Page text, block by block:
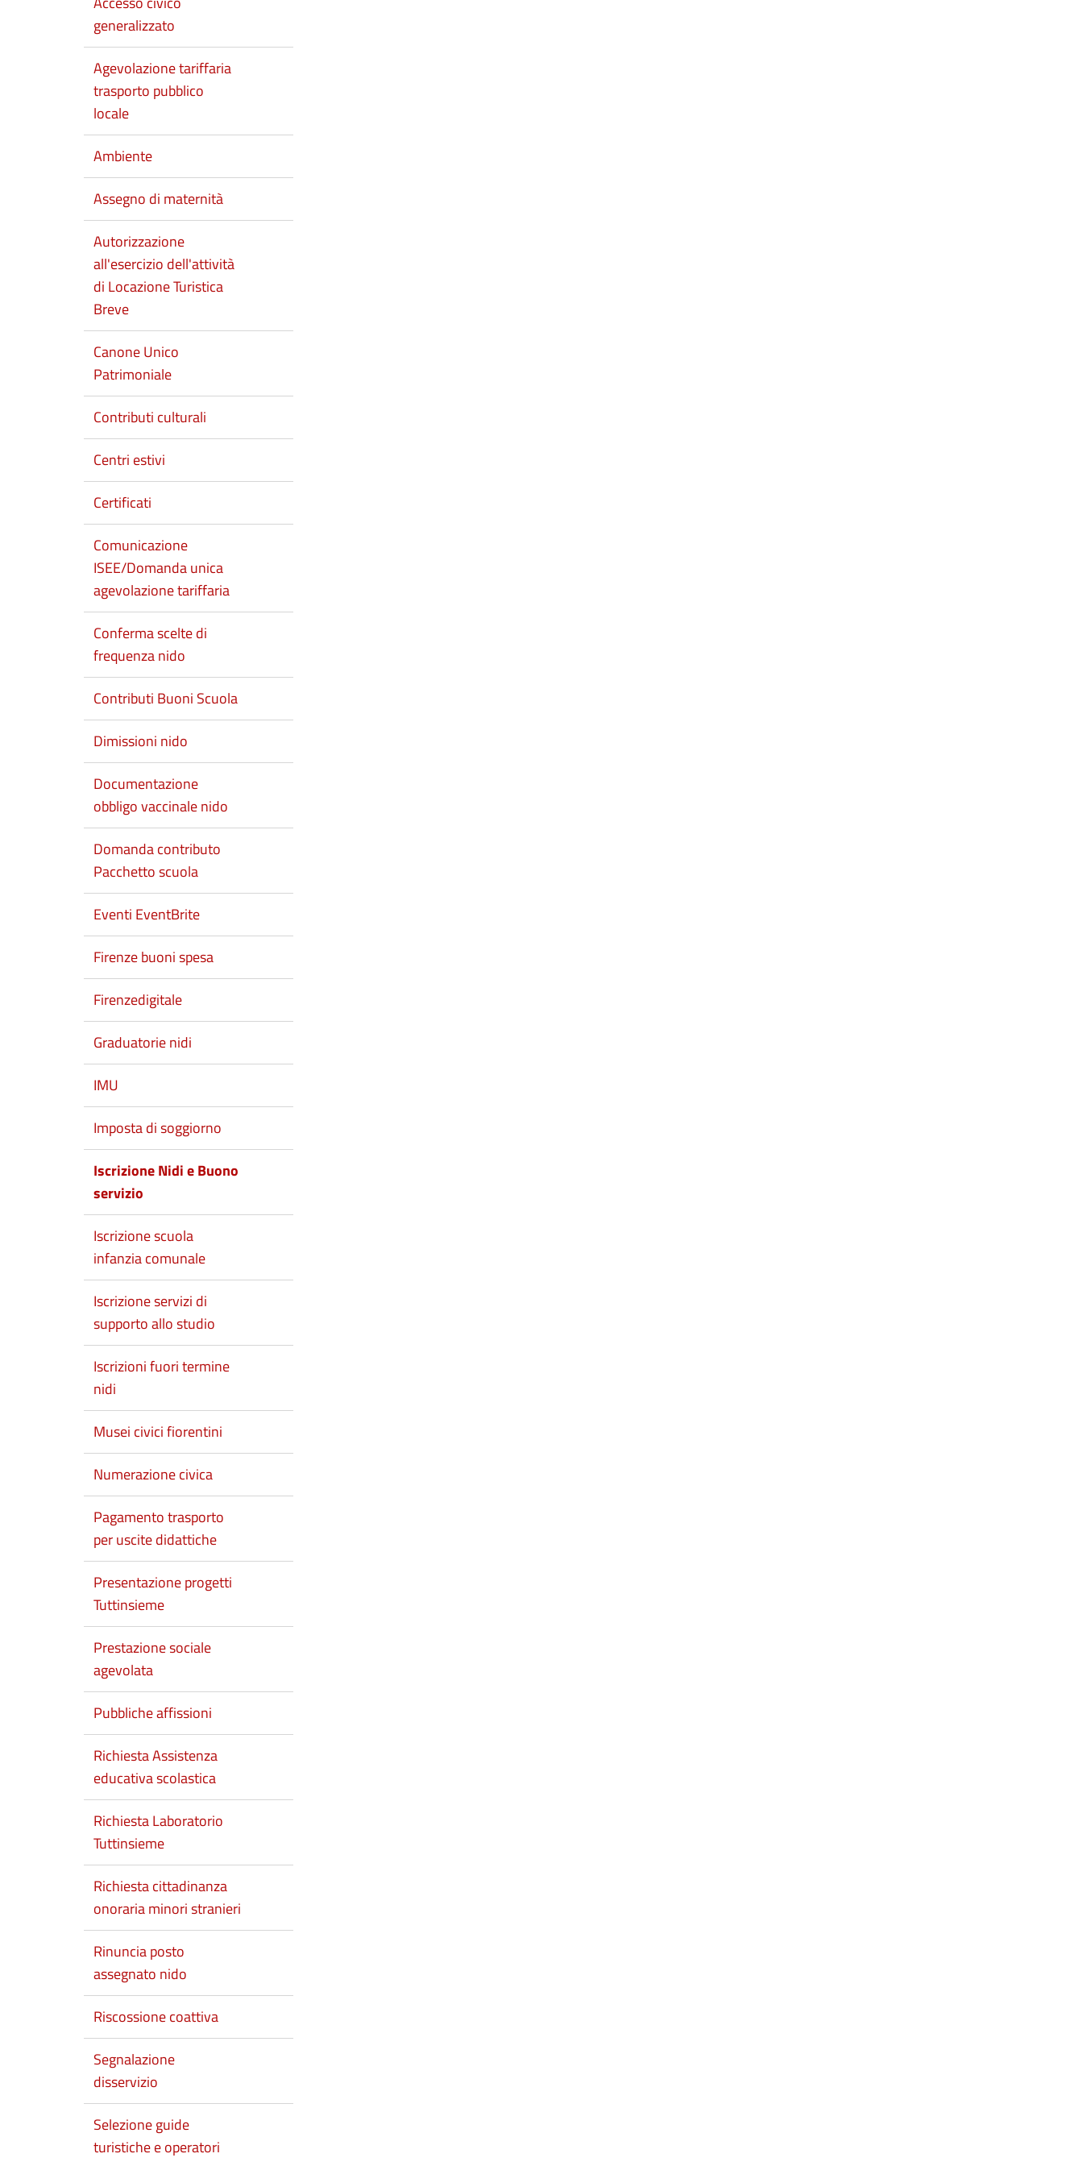
generalizzato
Agevolazione tariffaria
trasporto pubblico
locale
Ambiente
Assegno di maternità
Autorizzazione
all'esercizio dell'attività
di Locazione Turistica
Breve
Canone Unico
Patrimoniale
Contributi culturali
Centri estivi
Certificati
Comunicazione
ISEE/Domanda unica
agevolazione tariffaria
Conferma scelte di
frequenza nido
Contributi Buoni Scuola
Dimissioni nido
Documentazione
obbligo vaccinale nido
Domanda contributo
Pacchetto scuola
Eventi EventBrite
Firenze buoni spesa
Firenzedigitale
Graduatorie nidi
IMU
Imposta di soggiorno
Iscrizione Nidi e Buono
servizio
Iscrizione scuola
infanzia comunale
Iscrizione servizi di
supporto allo studio
Iscrizioni fuori termine
nidi
Musei civici fiorentini
Numerazione civica
Pagamento trasporto
per uscite didattiche
Presentazione progetti
Tuttinsieme
Prestazione sociale
agevolata
Pubbliche affissioni
Richiesta Assistenza
educativa scolastica
Richiesta Laboratorio
Tuttinsieme
Richiesta cittadinanza
onoraria minori stranieri
Rinuncia posto
assegnato nido
Riscossione coattiva
Segnalazione
disservizio
Selezione guide
turistiche e operatori